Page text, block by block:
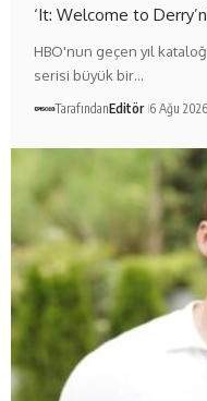
‘It: Welcome to
HBO'nun geçen yıl
serisi büyük bir…
TarafındanEditör 6 Ağu 2026